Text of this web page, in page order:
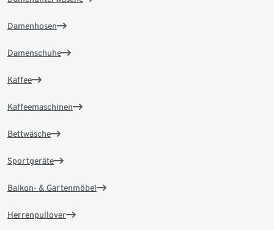
Damenhosen
Damenschuhe
Kaffee
Kaffeemaschinen
Bettwäsche
Sportgeräte
Balkon- & Gartenmöbel
Herrenpullover